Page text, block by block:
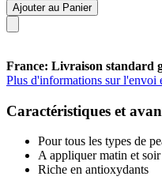
Ajouter au Panier
France: Livraison standard
Plus d'informations sur l'envoi
Caractéristiques et
Pour tous les types de
A appliquer matin et soir
Riche en antioxydants